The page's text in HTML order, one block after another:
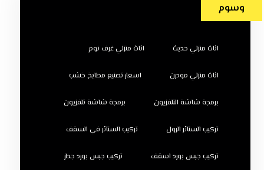
وسوم
اثاث منزلي حديث اثاث منزلي غرف نوم
اثاث منزلي مودرن اسعار تصنيع مطابخ خشب
برمجة شاشة التلفزيون برمجة شاشة تلفزيون
تركيب الستائر الرول تركيب الستائر في السقف
تركيب جبس بورد اسقف تركيب جبس بورد جدار